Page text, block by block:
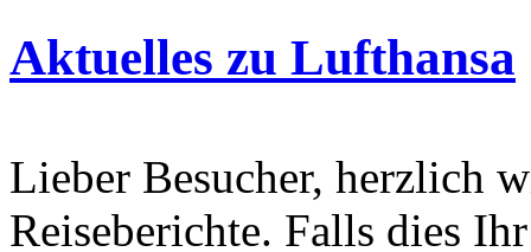
Aktuelles zu Lufthansa
Lieber Besucher, herzlich
Reiseberichte. Falls dies